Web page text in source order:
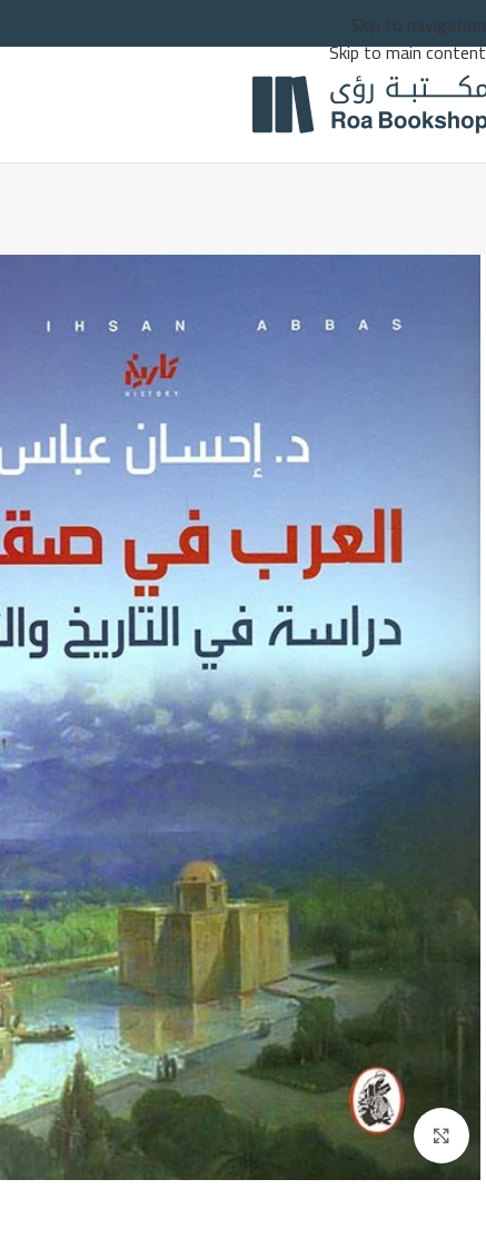
Skip to navigation
Skip to main content
Click to enlarge